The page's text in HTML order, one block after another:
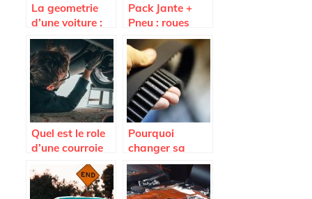
La geometrie
d’une voiture :
quand et
pourquoi la
faire ?
Pack Jante +
Pneu : roues
completes pas
cheres sur
Avatacar.com
Quel est le role
d’une courroie
d’alternateur
Pourquoi
changer sa
courroie de
distribution
Renault ?